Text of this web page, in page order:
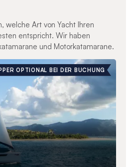
welche Art von Yacht Ihren
entspricht. Wir haben
und Motorkatamarane.
OPTIONAL BEI DER BUCHUNG